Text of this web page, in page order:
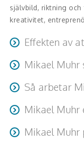
Affärsnytta
Effektivitet,
Framtid, trender
Försäljning,
självbild, riktning
kreativitet,
Effekten av
Föreläsningarna och
konstruktivt och
arbetsliv.
Mikael Muhr
Mikael beskrivs som
analytisk med ett
mellan områden som
kommunikation och
att sätta ord på
Så arbetar
Mikael arbetar
där deltagarna får
kommunikation och
talanger och
Mikael Muhr
Mikael erbjuder
skapande sessioner.
Mikael Muhr